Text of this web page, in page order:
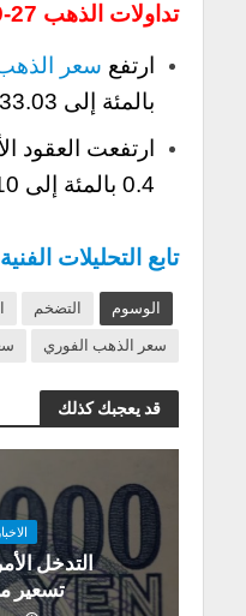
تداولات الذهب 27-09-2022
ارتفع سعر
بالمئة إلى 1633.03 دولارًا للأوقية
ارتفعت العقود
0.4 بالمئة إلى 1640.10 دولارًا.
تابع التحليلات
الوسوم التضخم
سعر الذهب الفوري
قد يعجبك كذلك
التدخل
تسعير